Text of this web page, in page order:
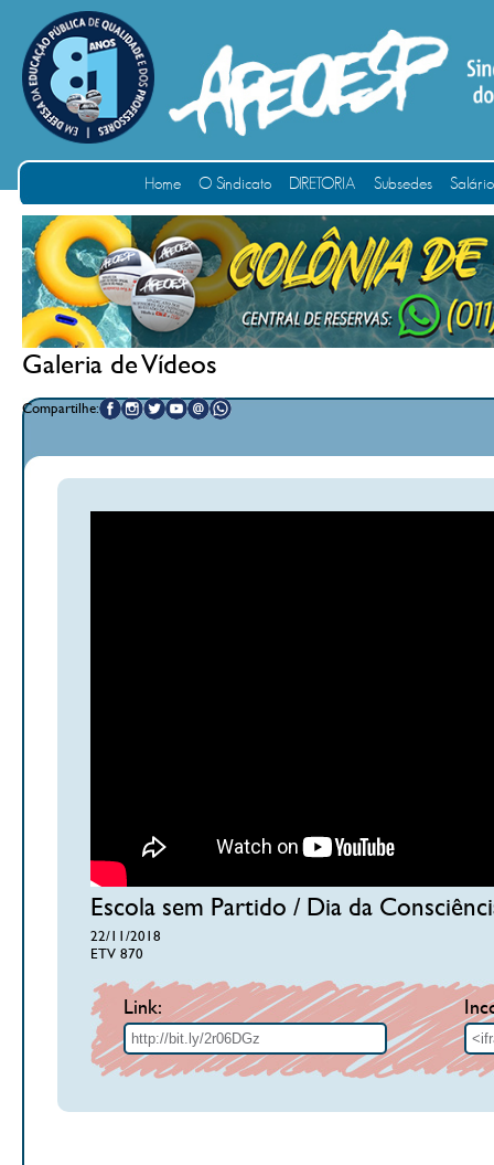
Home O Sindicato DIRETORIA Subsedes
Galeria de Vídeos
Compartilhe:
Escola sem Partido / Dia da
22/11/2018
ETV 870
Link: